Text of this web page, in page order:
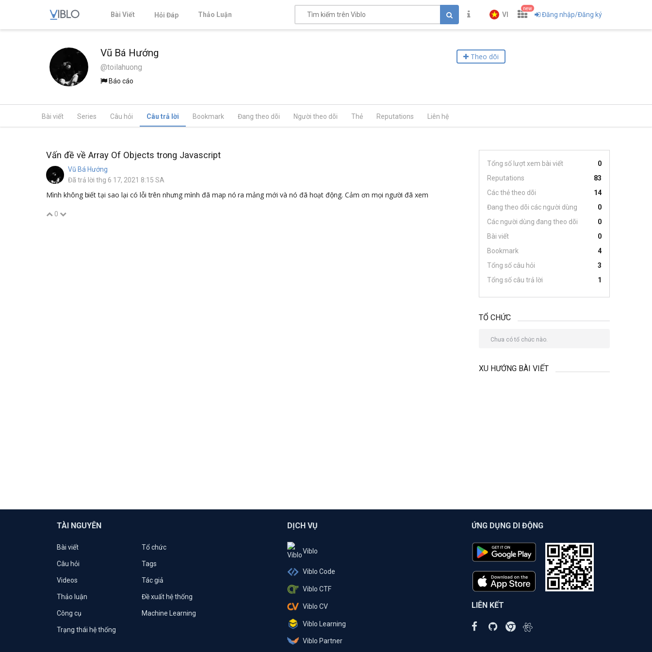
Bài Viết Hỏi Đáp Thảo Luận VI
new
Đăng nhập/Đăng ký
Vũ Bá Hướng
@toilahuong
Báo cáo
Theo dõi
Bài viết Series Câu hỏi Câu trả lời Bookmark Đang theo dõi Người theo dõi Thẻ Reputations Liên hệ
Vấn đề về Array Of Objects trong Javascript
Vũ Bá Hướng
Đã trả lời thg 6 17, 2021 8:15 SA
Mình không biết tại sao lại có lỗi trên nhưng mình đã map nó ra mảng mới và nó đã hoạt động. Cảm ơn mọi người đã xem
0
Tổng số lượt xem bài viết
0
Reputations
83
Các thẻ theo dõi
14
Đang theo dõi các người dùng
0
Các người dùng đang theo dõi
0
Bài viết
0
Bookmark
4
Tổng số câu hỏi
3
Tổng số câu trả lời
1
TỔ CHỨC
Chưa có tổ chức nào.
XU HƯỚNG BÀI VIẾT
TÀI NGUYÊN
Bài viết Tổ chức
Câu hỏi Tags
Videos Tác giả
Thảo luận Đề xuất hệ thống
Công cụ Machine Learning
Trạng thái hệ thống
DỊCH VỤ
Viblo
Viblo Code
Viblo CTF
Viblo CV
Viblo Learning
Viblo Partner
ỨNG DỤNG DI ĐỘNG
LIÊN KẾT